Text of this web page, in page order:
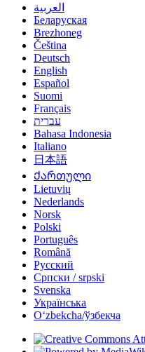
العربية
Беларуская
Brezhoneg
Čeština
Deutsch
English
Español
Suomi
Français
עברית
Bahasa Indonesia
Italiano
日本語
Ქართული
Lietuvių
Nederlands
Norsk
Polski
Português
Română
Русский
Српски / srpski
Svenska
Українська
Oʻzbekcha/ўзбекча